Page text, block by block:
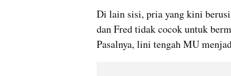
Di lain sisi, pria yang kini
dan Fred tidak cocok untuk
Pasalnya, lini tengah MU